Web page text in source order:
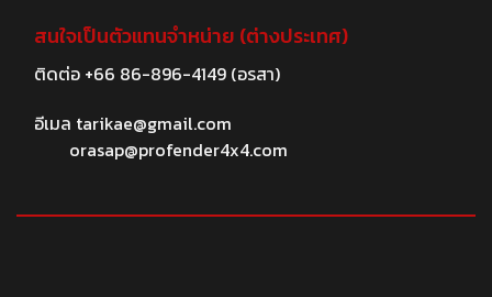
สนใจเป็นตัวแทนจำหน่าย (ต่างประเทศ)
ติดต่อ +66 86-896-4149(อรสา)
อีเมล tarikae@gmail.com
orasap@profender4x4.com